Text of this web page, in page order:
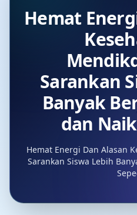
Hemat
Sarankan
Banyak
dan
Hemat Energi Dan Alasan
Sarankan Siswa Lebih